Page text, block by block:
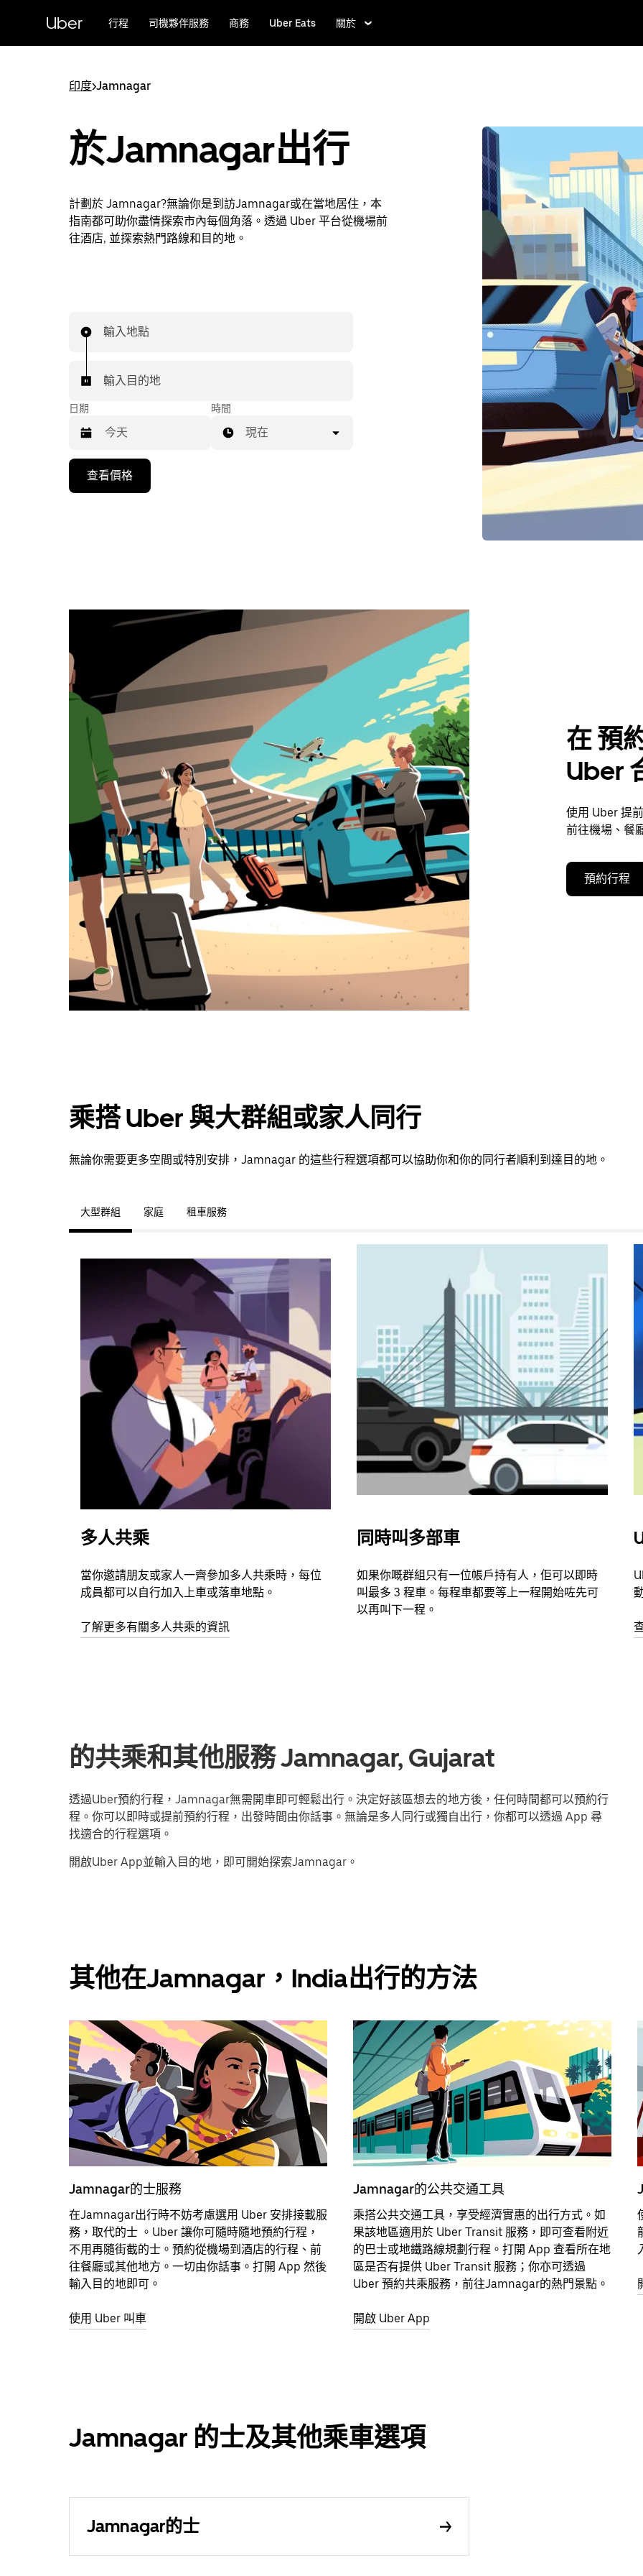
Uber 行程 司機夥伴服務 商務 Uber Eats 關於
印度>Jamnagar
於Jamnagar出行
計劃於 Jamnagar?無論你是到訪Jamnagar或在當地居住，本
指南都可助你盡情探索市內每個角落。透過 Uber 平台從機場前
往酒店, 並探索熱門路線和目的地。
輸入地點
輸入目的地
日期
下
可
日
曆
和
鈕
即
可
關
曆。
時間
現在
查看價格
在 預
Uber
使用 Uber 提
前往機場、餐
預約行程
乘搭 Uber 與大群組或家人同行
無論你需要更多空間或特別安排，Jamnagar 的這些行程選項都可以協助你和你的同行者順利到達目的地。
大型群組 家庭 租車服務
多人共乘
當你邀請朋友或家人一齊參加多人共乘時，每位
成員都可以自行加入上車或落車地點。
了解更多有關多人共乘的資訊
同時叫多部車
如果你嘅群組只有一位帳戶持有人，佢可以即時
叫最多 3 程車。每程車都要等上一程開始咗先可
以再叫下一程。
的共乘和其他服務 Jamnagar, Gujarat
透過Uber預約行程，Jamnagar無需開車即可輕鬆出行。決定好該區想去的地方後，任何時間都可以預約行
程。你可以即時或提前預約行程，出發時間由你話事。無論是多人同行或獨自出行，你都可以透過 App 尋
找適合的行程選項。
開啟Uber App並輸入目的地，即可開始探索Jamnagar。
其他在Jamnagar，India出行的方法
Jamnagar的士服務
在Jamnagar出行時不妨考慮選用 Uber 安排接載服
務，取代的士 。Uber 讓你可隨時隨地預約行程，
不用再隨街截的士。預約從機場到酒店的行程、前
往餐廳或其他地方。一切由你話事。打開 App 然後
輸入目的地即可。
使用 Uber 叫車
Jamnagar的公共交通工具
乘搭公共交通工具，享受經濟實惠的出行方式。如
果該地區適用於 Uber Transit 服務，即可查看附近
的巴士或地鐵路線規劃行程。打開 App 查看所在地
區是否有提供 Uber Transit 服務；你亦可透過
Uber 預約共乘服務，前往Jamnagar的熱門景點。
開啟 Uber App
Jamnagar 的士及其他乘車選項
Jamnagar的士